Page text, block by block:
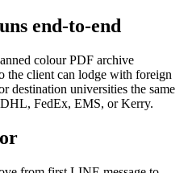
end-to-end
colour PDF archive
the client can lodge with foreign
destination universities the same
FedEx, EMS, or Kerry.